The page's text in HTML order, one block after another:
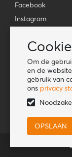
Om de
en de
gebruik van
ons privacy
Facebook
Instagram
TikTok
Tools
Lookbook
Nieuwe klant